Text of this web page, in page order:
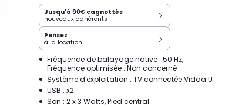
Jusqu'à 90€ cagnottés
nouveaux adhérents
Pensez
à la location
Fréquence de balayage native : 50 Hz,
Fréquence optimisée : Non concerné
Système d'exploitation : TV connectée Vidaa U
USB : x2
Son : 2 x 3 Watts, Pied central